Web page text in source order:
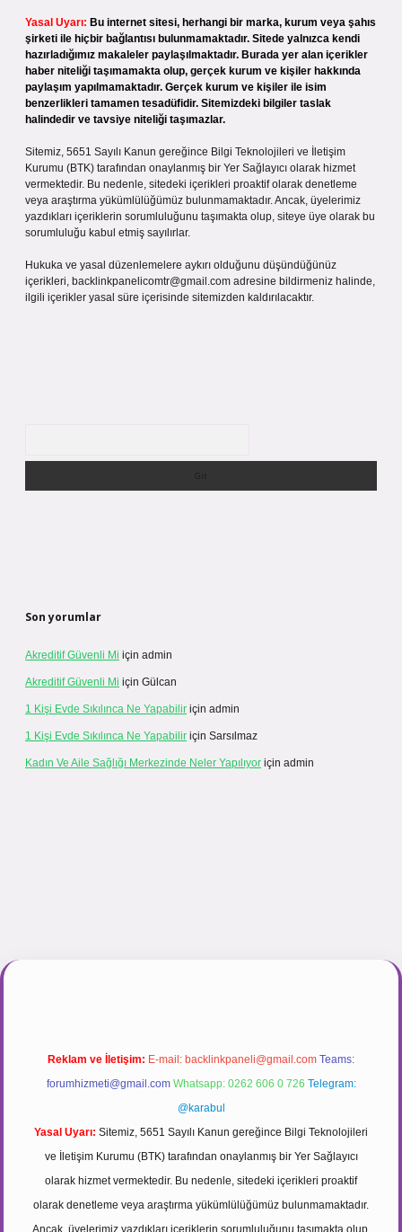
Yasal Uyarı: Bu internet sitesi, herhangi bir marka, kurum veya şahıs
şirketi ile hiçbir bağlantısı bulunmamaktadır. Sitede yalnızca kendi
hazırladığımız makaleler paylaşılmaktadır. Burada yer alan içerikler
haber niteliği taşımamakta olup, gerçek kurum ve kişiler hakkında
paylaşım yapılmamaktadır. Gerçek kurum ve kişiler ile isim
benzerlikleri tamamen tesadüfidir. Sitemizdeki bilgiler taslak
halindedir ve tavsiye niteliği taşımazlar.
Sitemiz, 5651 Sayılı Kanun gereğince Bilgi Teknolojileri ve İletişim
Kurumu (BTK) tarafından onaylanmış bir Yer Sağlayıcı olarak hizmet
vermektedir. Bu nedenle, sitedeki içerikleri proaktif olarak denetleme
veya araştırma yükümlülüğümüz bulunmamaktadır. Ancak, üyelerimiz
yazdıkları içeriklerin sorumluluğunu taşımakta olup, siteye üye olarak bu
sorumluluğu kabul etmiş sayılırlar.
Hukuka ve yasal düzenlemelere aykırı olduğunu düşündüğünüz
içerikleri, backlinkpanelicomtr@gmail.com adresine bildirmeniz halinde,
ilgili içerikler yasal süre içerisinde sitemizden kaldırılacaktır.
Son yorumlar
Akreditif Güvenli Mi için admin
Akreditif Güvenli Mi için Gülcan
1 Kişi Evde Sıkılınca Ne Yapabilir için admin
1 Kişi Evde Sıkılınca Ne Yapabilir için Sarsılmaz
Kadın Ve Aile Sağlığı Merkezinde Neler Yapılıyor için admin
Reklam ve İletişim: E-mail: backlinkpaneli@gmail.com Teams:
forumhizmeti@gmail.com Whatsapp: 0262 606 0 726 Telegram:
@karabul
Yasal Uyarı: Sitemiz, 5651 Sayılı Kanun gereğince Bilgi Teknolojileri
ve İletişim Kurumu (BTK) tarafından onaylanmış bir Yer Sağlayıcı
olarak hizmet vermektedir. Bu nedenle, sitedeki içerikleri proaktif
olarak denetleme veya araştırma yükümlülüğümüz bulunmamaktadır.
Ancak, üyelerimiz yazdıkları içeriklerin sorumluluğunu taşımakta olup,